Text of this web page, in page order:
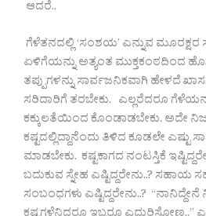
ಆದರೆ..
ಗೆಳೆತನದಲ್ಲಿ ‘ಸಂಶಯ’ ಎನ್ನುವ
ಏಳಿಗೆಯನ್ನು ಅತ್ಯಂತ ಮುಕ್ತಕಂಠದಿಂದ
ತಪ್ಪುಗಳನ್ನು ಸಾರ್ವಜನಿಕವಾಗಿ ಹೇಳದೆ
ಸರಿದಾರಿಗೆ ತರಬೇಕು. ಎಲ್ಲರೆದರೂ
ಕಕ್ಕುಲತೆಯಿಂದ ಕೊಂಡಾಡಬೇಕು. ಅದೇ
ಕಷ್ಟದಲ್ಲಿದ್ದಾನೆಂದು ತಿಳಿದ ಕೂಡಲೇ ಎಷ್ಟು
ಮಾಡಬೇಕು. ಕಷ್ಟಕಾಗದ ನಂಟಸ್ತಿಕೆ
ಬದುಕುವ ಸ್ನೇಹ ಎಷ್ಟಿದ್ದರೇನು..? ಸಹಾಯ
ಸಂಬಂಧಗಳು ಎಷ್ಟಿದ್ದರೇನು..? “ನಾನಿದ್ದೇನೆ